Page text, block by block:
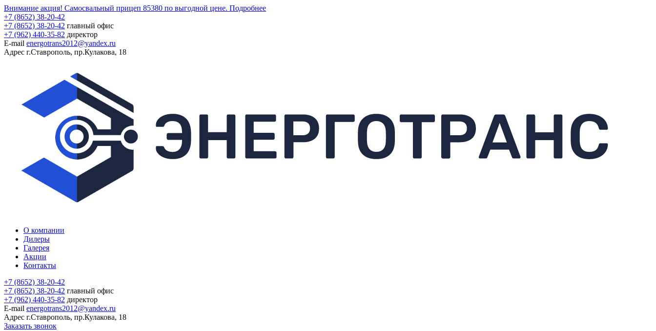
Внимание акция! Самосвальный прицеп 85380 по выгодной цене. Подробнее
+7 (8652) 38-20-42
+7 (8652) 38-20-42 главный офис
+7 (962) 440-35-82 директор
E-mail energotrans2012@yandex.ru
Адрес г.Ставрополь, пр.Кулакова, 18
О компании
Дилеры
Галерея
Акции
Контакты
+7 (8652) 38-20-42
+7 (8652) 38-20-42 главный офис
+7 (962) 440-35-82 директор
E-mail energotrans2012@yandex.ru
Адрес г.Ставрополь, пр.Кулакова, 18
Заказать звонок